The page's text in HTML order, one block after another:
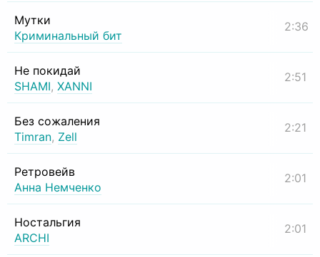
Мутки
Криминальный бит
2:36
Не покидай
SHAMI, XANNI
2:51
Без сожаления
Timran, Zell
2:21
Ретровейв
Анна Немченко
2:01
Ностальгия
ARCHI
2:01